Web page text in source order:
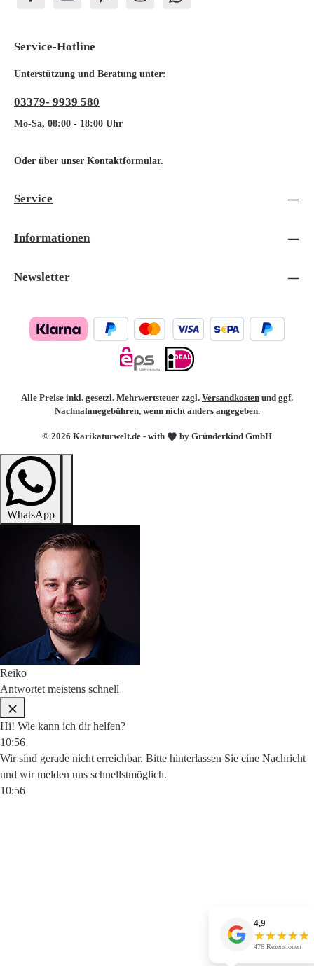
Service-Hotline
Unterstützung und Beratung unter:
03379- 9939 580
Mo-Sa, 08:00 - 18:00 Uhr
Oder über unser Kontaktformular.
Service
Informationen
Newsletter
© 2026 Karikaturwelt.de - with by Gründerkind GmbH
Alle Preise inkl. gesetzl. Mehrwertsteuer zzgl. Versandkosten und ggf.
Nachnahmegebühren, wenn nicht anders angegeben.
4,9
★★★★☆
★
476 Rezensionen
WhatsApp
Reiko
Antwortet meistens schnell
Hi! Wie kann ich dir helfen?
10:56
Wir sind gerade nicht erreichbar. Bitte hinterlassen Sie eine Nachricht
und wir melden uns schnellstmöglich.
10:56